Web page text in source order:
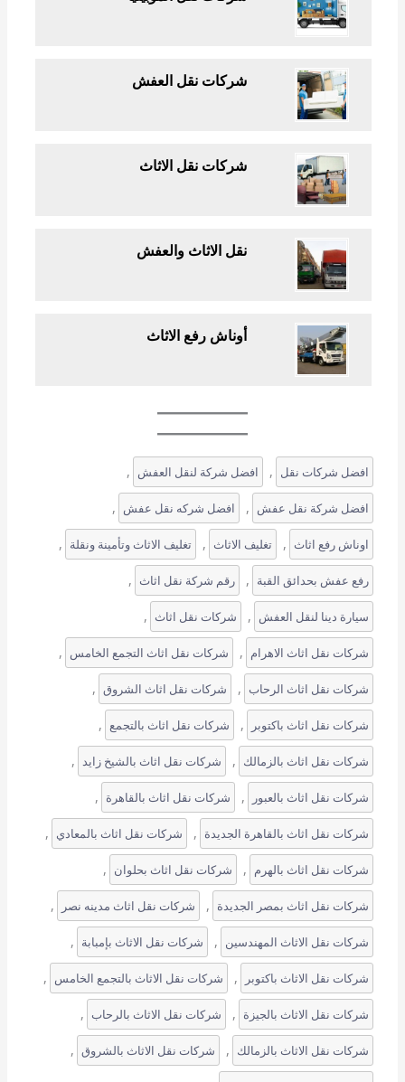
شركات نقل العفش
شركات نقل الاثاث
نقل الاثاث والعفش
أوناش رفع الاثاث
افضل شركات نقل , افضل شركة لنقل العفش ,
افضل شركة نقل عفش , افضل شركه نقل عفش ,
اوناش رفع اثاث , تغليف الاثاث , تغليف الاثاث وتأمينة ونقلة ,
رفع عفش بحدائق القبة , رقم شركة نقل اثاث ,
سيارة دينا لنقل العفش , شركات نقل اثاث ,
شركات نقل اثاث الاهرام , شركات نقل اثاث التجمع الخامس ,
شركات نقل اثاث الرحاب , شركات نقل اثاث الشروق ,
شركات نقل اثاث باكتوبر , شركات نقل اثاث بالتجمع ,
شركات نقل اثاث بالزمالك , شركات نقل اثاث بالشيخ زايد ,
شركات نقل اثاث بالعبور , شركات نقل اثاث بالقاهرة ,
شركات نقل اثاث بالقاهرة الجديدة , شركات نقل اثاث بالمعادي ,
شركات نقل اثاث بالهرم , شركات نقل اثاث بحلوان ,
شركات نقل اثاث بمصر الجديدة , شركات نقل اثاث مدينه نصر ,
شركات نقل الاثاث المهندسين , شركات نقل الاثاث بإمبابة ,
شركات نقل الاثاث باكتوبر , شركات نقل الاثاث بالتجمع الخامس ,
شركات نقل الاثاث بالجيزة , شركات نقل الاثاث بالرحاب ,
شركات نقل الاثاث بالزمالك , شركات نقل الاثاث بالشروق ,